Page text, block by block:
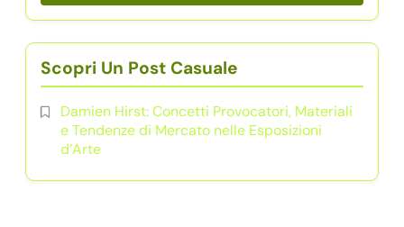
Scopri Un Post Casuale
Damien Hirst: Concetti Provocatori, Materiali
e Tendenze di Mercato nelle Esposizioni
d’Arte